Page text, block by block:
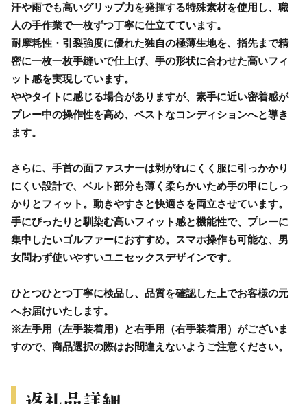
汗や雨でも高いグリップ力を発揮する特殊素材を使用し、職
人の手作業で一枚ずつ丁寧に仕立てています。
耐摩耗性・引裂強度に優れた独自の極薄生地を、指先まで精
密に一枚一枚手縫いで仕上げ、手の形状に合わせた高いフィ
ット感を実現しています。
ややタイトに感じる場合がありますが、素手に近い密着感が
プレー中の操作性を高め、ベストなコンディションへと導き
ます。
さらに、手首の面ファスナーは剥がれにくく服に引っかかり
にくい設計で、ベルト部分も薄く柔らかいため手の甲にしっ
かりとフィット。動きやすさと快適さを両立させています。
手にぴったりと馴染む高いフィット感と機能性で、プレーに
集中したいゴルファーにおすすめ。スマホ操作も可能な、男
女問わず使いやすいユニセックスデザインです。
ひとつひとつ丁寧に検品し、品質を確認した上でお客様の元
へお届けいたします。
※左手用（左手装着用）と右手用（右手装着用）がございま
すので、商品選択の際はお間違えないようご注意ください。